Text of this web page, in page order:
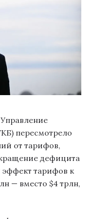
Управление
пересмотрело
от тарифов,
дефицита
эффект тарифов к
— вместо $4 трлн,